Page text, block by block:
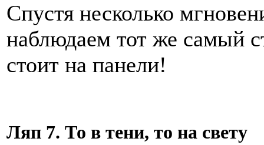
Спустя несколько
наблюдаем тот же самый
стоит на панели!
Ляп 7. То в тени, то на свету